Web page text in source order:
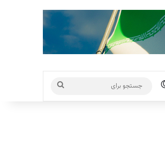
تغییر پوسته
برای